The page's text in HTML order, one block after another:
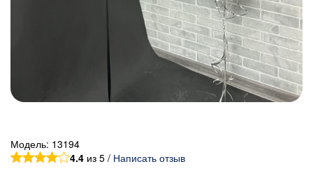
Модель: 13194
4.4 из 5 / Написать отзыв